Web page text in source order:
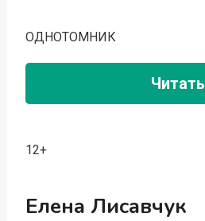
ОДНОТОМНИК
Читать
12+
Елена Лисавчук